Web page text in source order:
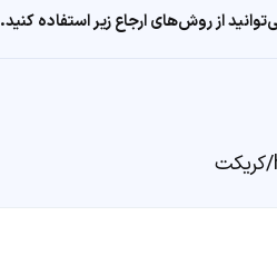
از روش‌های ارجاع زیر استفاده کنید.